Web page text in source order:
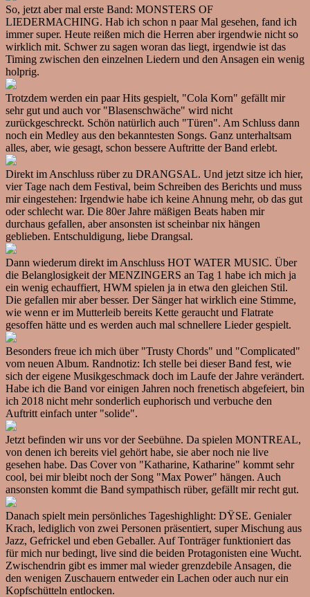
So, jetzt aber mal erste Band: MONSTERS OF
LIEDERMACHING. Hab ich schon n paar Mal gesehen, fand ich
immer super. Heute reißen mich die Herren aber irgendwie nicht so
wirklich mit. Schwer zu sagen woran das liegt, irgendwie ist das
Timing zwischen den einzelnen Liedern und den Ansagen ein wenig
holprig.
Trotzdem werden ein paar Hits gespielt, "Cola Korn" gefällt mir
sehr gut und auch vor "Blasenschwäche" wird nicht
zurückgeschreckt. Schön natürlich auch "Türen". Am Schluss dann
noch ein Medley aus den bekanntesten Songs. Ganz unterhaltsam
alles, aber, wie gesagt, schon bessere Auftritte der Band erlebt.
Direkt im Anschluss rüber zu DRANGSAL. Und jetzt sitze ich hier,
vier Tage nach dem Festival, beim Schreiben des Berichts und muss
mir eingestehen: Irgendwie habe ich keine Ahnung mehr, ob das gut
oder schlecht war. Die 80er Jahre mäßigen Beats haben mir
durchaus gefallen, aber ansonsten ist scheinbar nix hängen
geblieben. Entschuldigung, liebe Drangsal.
Dann wiederum direkt im Anschluss HOT WATER MUSIC. Über
die Belanglosigkeit der MENZINGERS an Tag 1 habe ich mich ja
ein wenig echauffiert, HWM spielen ja in etwa den gleichen Stil.
Die gefallen mir aber besser. Der Sänger hat wirklich eine Stimme,
wie wenn er im Mutterleib bereits Kette geraucht und Flatrate
gesoffen hätte und es werden auch mal schnellere Lieder gespielt.
Besonders freue ich mich über "Trusty Chords" und "Complicated"
vom neuen Album. Randnotiz: Ich stelle bei dieser Band fest, wie
sich der eigene Musikgeschmack doch im Laufe der Jahre verändert.
Habe ich die Band vor einigen Jahren noch frenetisch abgefeiert, bin
ich 2018 nicht mehr sonderlich euphorisch und verbuche den
Auftritt einfach unter "solide".
Jetzt befinden wir uns vor der Seebühne. Da spielen MONTREAL,
von denen ich bereits viel gehört habe, sie aber noch nie live
gesehen habe. Das Cover von "Katharine, Katharine" kommt sehr
cool, bei mir bleibt noch der Song "Max Power" hängen. Auch
ansonsten kommt die Band sympathisch rüber, gefällt mir recht gut.
Danach spielt mein persönliches Tageshighlight: DŸSE. Genialer
Krach, lediglich von zwei Personen präsentiert, super Mischung aus
Jazz, Gefrickel und eben Geballer. Auf Tonträger funktioniert das
für mich nur bedingt, live sind die beiden Protagonisten eine Wucht.
Zwischendrin gibt es immer mal wieder grenzdebile Ansagen, die
den wenigen Zuschauern entweder ein Lachen oder auch nur ein
Kopfschütteln entlocken.